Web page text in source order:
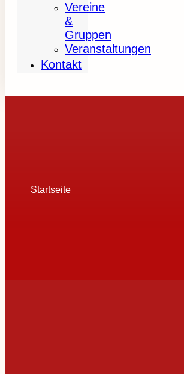
Vereine
&
Gruppen
Veranstaltungen
Kontakt
Startseite